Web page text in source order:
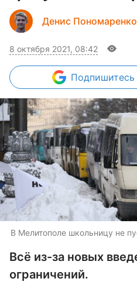
Денис Пономаренко
8 октября 2021, 08:42
Подпишитесь
В Мелитополе школьницу не
Всё из-за новых
ограничений.